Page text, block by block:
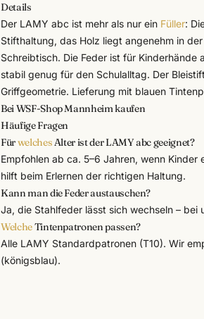
Details
Der LAMY abc ist mehr als nur ein Füller:
Stifthaltung, das Holz liegt angenehm in
Schreibtisch. Die Feder ist für Kinderhände
stabil genug für den Schulalltag. Der
Griffgeometrie. Lieferung mit blauen
Bei WSF-Shop Mannheim kaufen
Häufige Fragen
FürwelchesAlter ist der LAMY abc geeignet?
Empfohlen ab ca. 5–6 Jahren, wenn
hilft beim Erlernen der richtigen Haltung.
Kann man die Feder austauschen?
Ja, die Stahlfeder lässt sich wechseln – bei
WelcheTintenpatronen passen?
Alle LAMY Standardpatronen (T10). Wir
(königsblau).